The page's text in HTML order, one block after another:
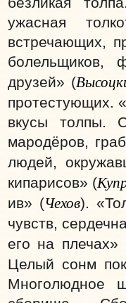
ужасная
встречающих,
болельщиков,
друзей» (
протестующих.
вкусы толпы.
мародёров,
людей,
кипарисов» (
ив» (Чехов).
чувств,
его на плечах»
Целый сонм
Многолюдное